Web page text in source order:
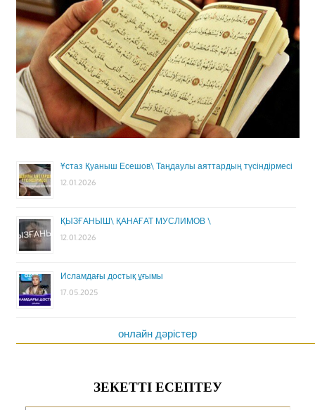
Ұстаз Қуаныш Есешов\ Таңдаулы аяттардың түсіндірмесі
12.01.2026
ҚЫЗҒАНЫШ\ ҚАНАҒАТ МУСЛИМОВ \
12.01.2026
Исламдағы достық ұғымы
17.05.2025
онлайн дәрістер